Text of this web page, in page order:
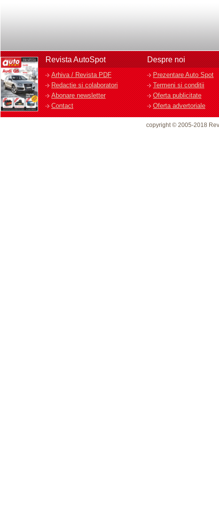
Revista AutoSpot
Arhiva / Revista PDF
Redactie si colaboratori
Abonare newsletter
Contact
Despre noi
Prezentare Auto Spot
Termeni si conditii
Oferta publicitate
Oferta advertoriale
copyright © 2005-2018